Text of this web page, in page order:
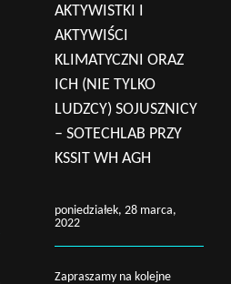
AKTYWISTKI I
AKTYWIŚCI
KLIMATYCZNI ORAZ
ICH (NIE TYLKO
LUDZCY) SOJUSZNICY
– SOTECHLAB PRZY
KSSIT WH AGH
poniedziałek, 28 marca,
2022
Zapraszamy na kolejne